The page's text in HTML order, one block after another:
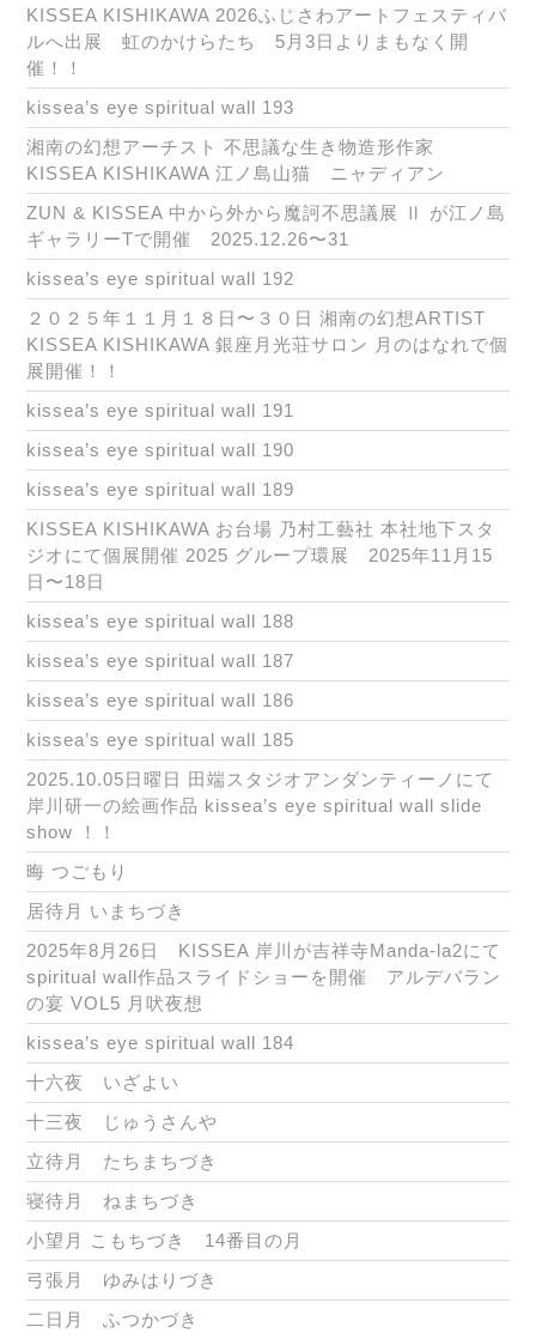
KISSEA KISHIKAWA 2026ふじさわアートフェスティバ
ルへ出展 虹のかけらたち 5月3日よりまもなく開
催！！
kissea’s eye spiritual wall 193
湘南の幻想アーチスト 不思議な生き物造形作家
KISSEA KISHIKAWA 江ノ島山猫 ニャディアン
ZUN & KISSEA 中から外から魔訶不思議展 Ⅱ が江ノ島
ギャラリーTで開催 2025.12.26〜31
kissea’s eye spiritual wall 192
２０２５年１１月１８日〜３０日 湘南の幻想ARTIST
KISSEA KISHIKAWA 銀座月光荘サロン 月のはなれで個
展開催！！
kissea’s eye spiritual wall 191
kissea’s eye spiritual wall 190
kissea’s eye spiritual wall 189
KISSEA KISHIKAWA お台場 乃村工藝社 本社地下スタ
ジオにて個展開催 2025 グループ環展 2025年11月15
日〜18日
kissea’s eye spiritual wall 188
kissea’s eye spiritual wall 187
kissea’s eye spiritual wall 186
kissea’s eye spiritual wall 185
2025.10.05日曜日 田端スタジオアンダンティーノにて
岸川研一の絵画作品 kissea’s eye spiritual wall slide
show ！！
晦 つごもり
居待月 いまちづき
2025年8月26日 KISSEA 岸川が吉祥寺Manda-la2にて
spiritual wall作品スライドショーを開催 アルデバラン
の宴 VOL5 月吠夜想
kissea’s eye spiritual wall 184
十六夜 いざよい
十三夜 じゅうさんや
立待月 たちまちづき
寝待月 ねまちづき
小望月 こもちづき 14番目の月
弓張月 ゆみはりづき
二日月 ふつかづき